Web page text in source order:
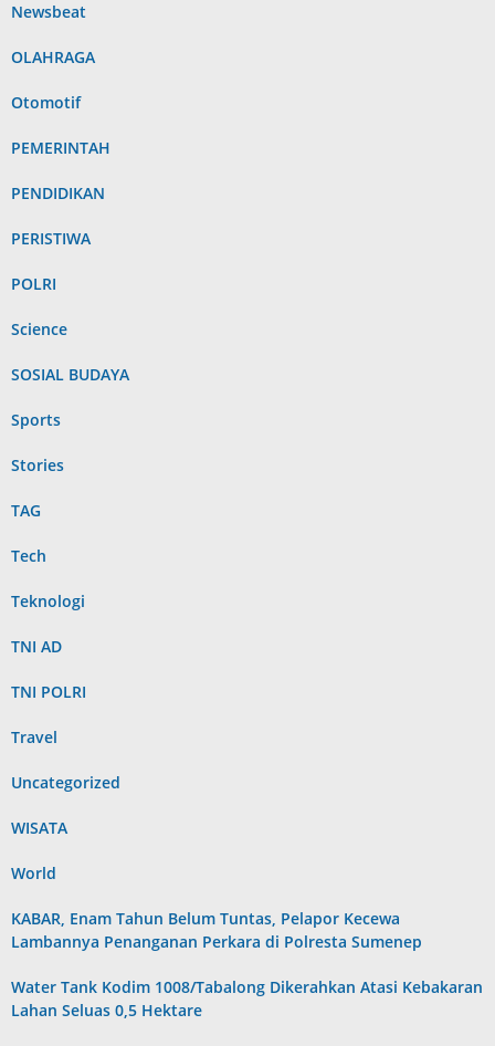
Newsbeat
OLAHRAGA
Otomotif
PEMERINTAH
PENDIDIKAN
PERISTIWA
POLRI
Science
SOSIAL BUDAYA
Sports
Stories
TAG
Tech
Teknologi
TNI AD
TNI POLRI
Travel
Uncategorized
WISATA
World
KABAR, Enam Tahun Belum Tuntas, Pelapor Kecewa
Lambannya Penanganan Perkara di Polresta Sumenep
Water Tank Kodim 1008/Tabalong Dikerahkan Atasi Kebakaran
Lahan Seluas 0,5 Hektare